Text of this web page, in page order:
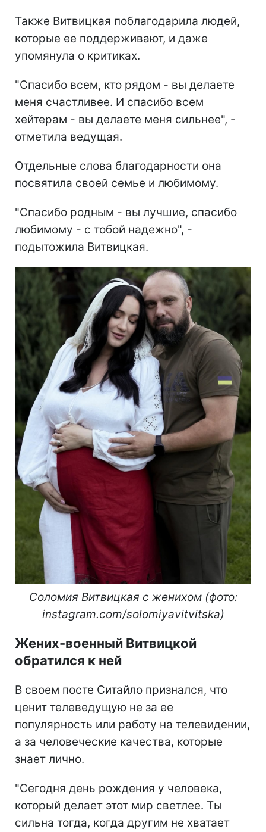
Также Витвицкая поблагодарила людей,
которые ее поддерживают, и даже
упомянула о критиках.
"Спасибо всем, кто рядом - вы делаете
меня счастливее. И спасибо всем
хейтерам - вы делаете меня сильнее", -
отметила ведущая.
Отдельные слова благодарности она
посвятила своей семье и любимому.
"Спасибо родным - вы лучшие, спасибо
любимому - с тобой надежно", -
подытожила Витвицкая.
Соломия Витвицкая с женихом (фото:
instagram.com/solomiyavitvitska)
Жених-военный Витвицкой
обратился к ней
В своем посте Ситайло признался, что
ценит телеведущую не за ее
популярность или работу на телевидении,
а за человеческие качества, которые
знает лично.
"Сегодня день рождения у человека,
который делает этот мир светлее. Ты
сильна тогда, когда другим не хватает